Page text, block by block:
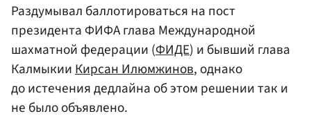
Раздумывал баллотироваться на пост
президента ФИФА глава Международной
шахматной федерации (ФИДЕ) и бывший глава
КалмыкииКирсан Илюмжинов, однако
до истечения дедлайна об этом решении так и
не было объявлено.